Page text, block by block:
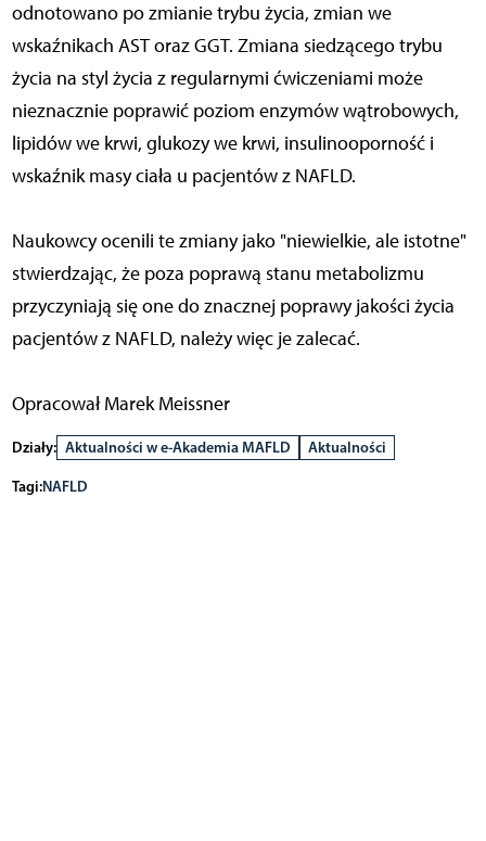
odnotowano po zmianie trybu życia, zmian we
wskaźnikach AST oraz GGT. Zmiana siedzącego trybu
życia na styl życia z regularnymi ćwiczeniami może
nieznacznie poprawić poziom enzymów wątrobowych,
lipidów we krwi, glukozy we krwi, insulinooporność i
wskaźnik masy ciała u pacjentów z NAFLD.
Naukowcy ocenili te zmiany jako "niewielkie, ale istotne"
stwierdzając, że poza poprawą stanu metabolizmu
przyczyniają się one do znacznej poprawy jakości życia
pacjentów z NAFLD, należy więc je zalecać.
Opracował Marek Meissner
Działy: Aktualności w e-Akademia MAFLD
Aktualności
Tagi:NAFLD